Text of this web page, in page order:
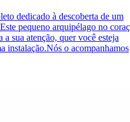
dedicado à descoberta de um
pequeno arquipélago no
sua atenção, quer você esteja
instalação.Nós o acompanhamos